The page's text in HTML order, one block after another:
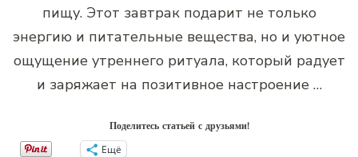
пищу. Этот завтрак подарит не только
энергию и питательные вещества, но и уютное
ощущение утреннего ритуала, который радует
и заряжает на позитивное настроение …
Поделитесь статьей с друзьями!
Ещё